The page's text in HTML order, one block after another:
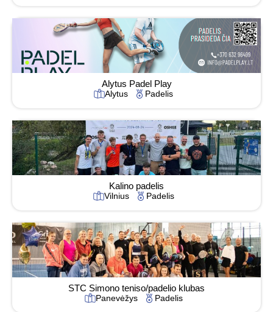
Alytus Padel Play
Alytus Padelis
Kalino padelis
Vilnius Padelis
STC Simono teniso/padelio klubas
Panevėžys Padelis